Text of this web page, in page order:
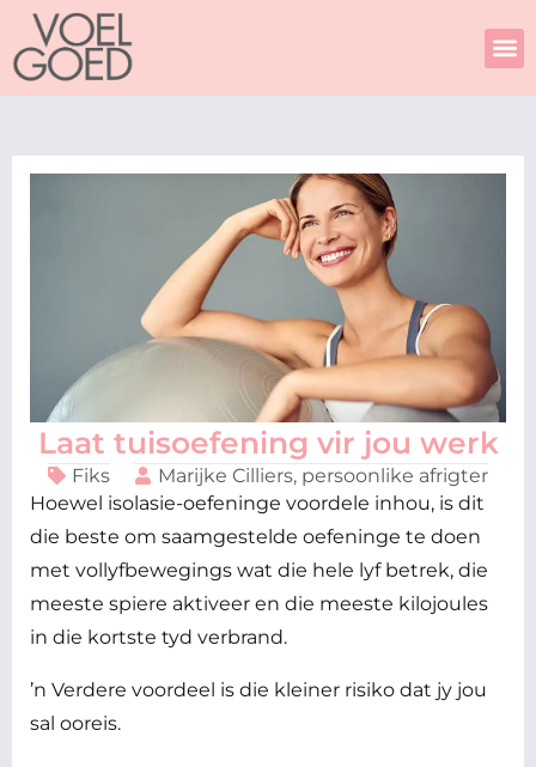
Skip
content
Laat tuisoefening vir jou werk
Fiks
Marijke Cilliers, persoonlike afrigter
Hoewel isolasie-oefeninge voordele inhou, is dit
die beste om saamgestelde oefeninge te doen
met vollyfbewegings wat die hele lyf betrek, die
meeste spiere aktiveer en die meeste kilojoules
in die kortste tyd verbrand.
’n Verdere voordeel is die kleiner risiko dat jy jou
sal ooreis.